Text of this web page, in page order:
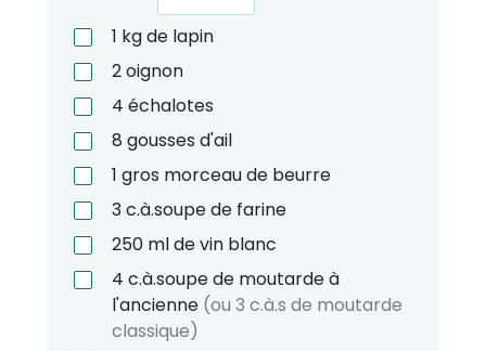
1 kgde lapin
2oignon
4 échalotes
8 gousses d'ail
1 gros morceau de beurre
3c.à.soupede farine
250 mlde vin blanc
4 c.à.soupede moutarde à
l'ancienne (ou 3 c.à.s de moutarde
classique)